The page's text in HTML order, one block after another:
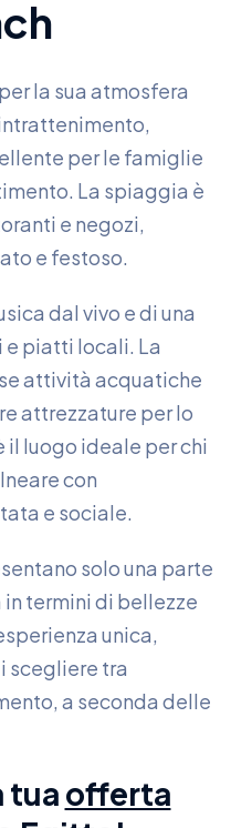
la sua atmosfera
per le famiglie
La spiaggia è
e negozi,
e festoso.
dal vivo e di una
piatti locali. La
attività acquatiche
attrezzature per lo
il luogo ideale per chi
con
e sociale.
solo una parte
termini di bellezze
unica,
scegliere tra
a seconda delle
tua offerta